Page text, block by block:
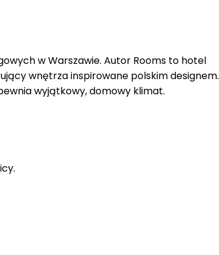
w Warszawie. Autor Rooms to hotel
wnętrza inspirowane polskim designem.
wyjątkowy, domowy klimat.